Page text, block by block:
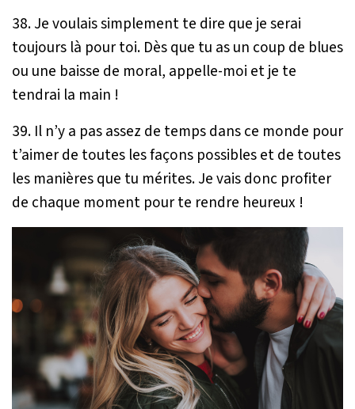
38. Je voulais simplement te dire que je serai
toujours là pour toi. Dès que tu as un coup de blues
ou une baisse de moral, appelle-moi et je te
tendrai la main !
39. Il n’y a pas assez de temps dans ce monde pour
t’aimer de toutes les façons possibles et de toutes
les manières que tu mérites. Je vais donc profiter
de chaque moment pour te rendre heureux !